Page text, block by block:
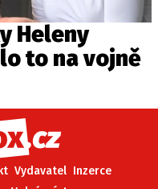
Heleny
to na vojně
Vydavatel Inzerce